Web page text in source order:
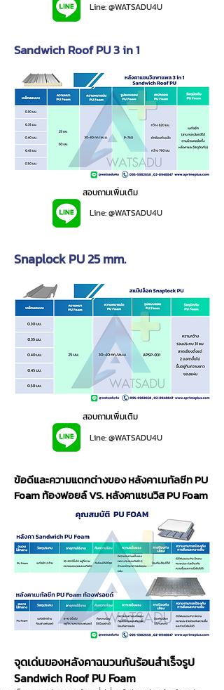
Line: @WATSADU4U
Sandwich Roof PU 3 in 1
สอบถามเพิ่มเติม
Line: @WATSADU4U
Snaplock PU 25 mm.
สอบถามเพิ่มเติม
Line: @WATSADU4U
ข้อดีและความแตกต่างของ หลังคาเมทัลชีท PU
Foam ท้องฟอยล์ VS. หลังคาแซนวิส PU Foam
จุดเด่นของหลังคาฉนวนกันร้อนสำเร็จรูป
Sandwich Roof PU Foam